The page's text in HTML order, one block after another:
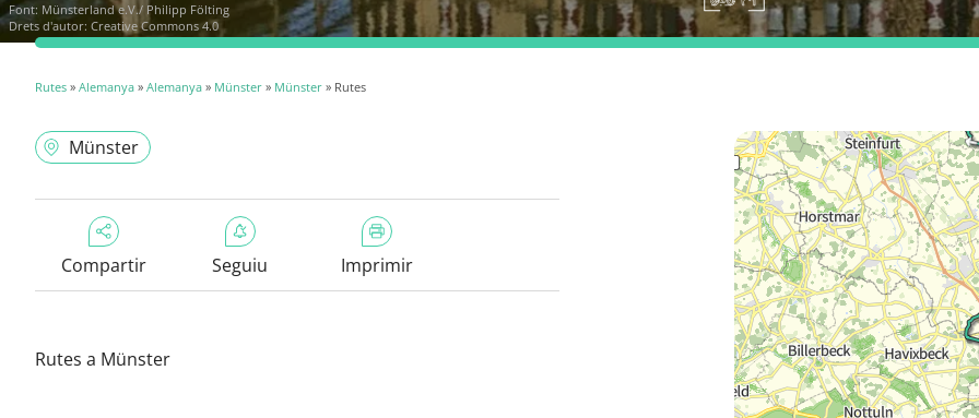
Font: Münsterland e.V./ Philipp Fölting
Drets d'autor: Creative Commons 4.0
Rutes » Alemanya » Alemanya » Münster » Münster » Rutes
Münster
Compartir Seguiu Imprimir
Rutes a Münster